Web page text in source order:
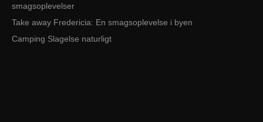
smagsoplevelser
Take away Fredericia: En smagsoplevelse i byen
Camping Slagelse naturligt